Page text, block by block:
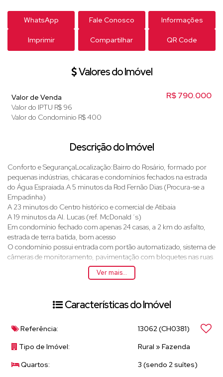
WhatsApp Fale Conosco Informações
Imprimir Compartilhar QR Code
Valores do Imóvel
R$790.000
Valor de Venda
Valor do IPTU R$ 96
Valor do Condominio R$400
Descrição do Imóvel
Conforto e SegurançaLocalização:Bairro do Rosário, formado por
pequenas indústrias, chácaras e condomínios fechados na estrada
do Água Espraiada.A 5 minutos da Rod Fernão Dias (Procura-se a
Empadinha)
A 23 minutos do Centro histórico e comercial de Atibaia
A 19 minutos da Al. Lucas (ref. McDonald´s)
Em condomínio fechado com apenas 24 casas, a 2 km do asfalto,
estrada de terra batida, bom acesso
O condomínio possui entrada com portão automatizado, sistema de
câmeras de monitoramento, pavimentação com bloquetes nas ruas
A casa, uma delíciaaaa... térrea, com paisagismo, entrada em ambas
integrada com sala de refeições + sala
Ampla varanda gourmet, integrada com a piscina e gramado
campo.Reforma finalizada nesse mês, pronta para
Energia pela concessionária Elektro
Ver mais...
Características do Imóvel
Referência: 13062 (CH0381)
Tipo de Imóvel:
Rural » Fazenda
Quartos:
3 (sendo 2 suítes)